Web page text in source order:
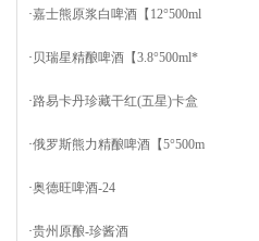
·嘉士熊原浆白啤酒【12°500ml
· 贝瑞星精酿啤酒【3.8°500ml*
·路易卡丹珍藏干红(五星)卡盒
·俄罗斯熊力精酿啤酒【5°500m
·奥德旺啤酒-24
·贵州原酿-珍酱酒